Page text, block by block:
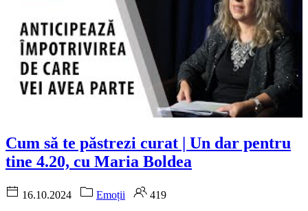
Cum să te păstrezi curat | Un dar pentru
tine 4.20, cu Maria Boldea
16.10.2024 Emoții
419